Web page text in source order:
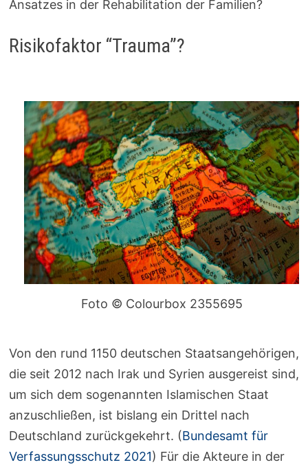
Ansatzes in der Rehabilitation der Familien?
Risikofaktor “Trauma”?
Foto © Colourbox 2355695
Von den rund 1150 deutschen Staatsangehörigen,
die seit 2012 nach Irak und Syrien ausgereist sind,
um sich dem sogenannten Islamischen Staat
anzuschließen, ist bislang ein Drittel nach
Deutschland zurückgekehrt. (Bundesamt für
Verfassungsschutz 2021) Für die Akteure in der